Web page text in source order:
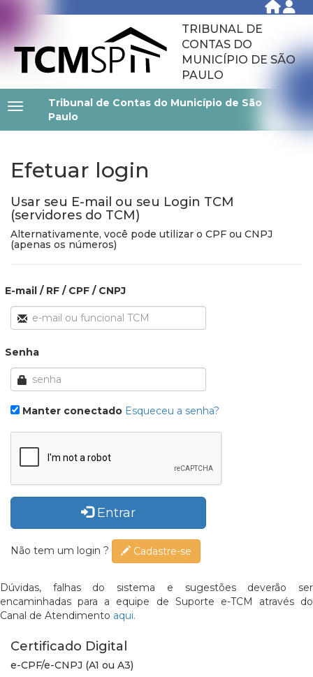
TRIBUNAL DE
CONTAS DO
MUNICÍPIO DE SÃO
PAULO
Tribunal de Contas do Município de São
Paulo
Efetuar login
Usar seu E-mail ou seu Login TCM
(servidores do TCM)
Alternativamente, você pode utilizar o CPF ou CNPJ
(apenas os números)
E-mail / RF / CPF / CNPJ
Senha
Manter conectado Esqueceu a senha?
Entrar
Não tem um login ? Cadastre-se
Dúvidas, falhas do sistema e sugestões deverão ser
encaminhadas para a equipe de Suporte e-TCM através do
Canal de Atendimento aqui.
Certificado Digital
e-CPF/e-CNPJ (A1 ou A3)